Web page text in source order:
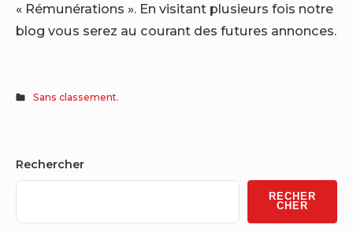
« Rémunérations ». En visitant plusieurs fois notre
blog vous serez au courant des futures annonces.
Sans classement.
Sidebar
Widget
Area
Rechercher
RECHER
CHER